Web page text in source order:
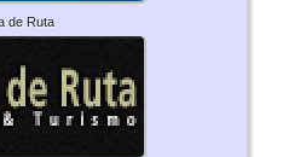
de Ruta